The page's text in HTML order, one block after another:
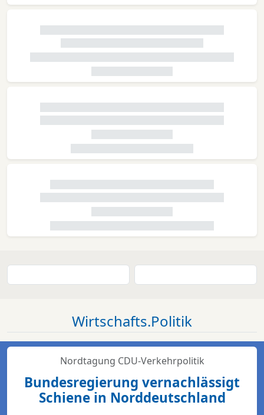
Wirtschafts.Politik
Nordtagung CDU-Verkehrpolitik
Bundesregierung vernachlässigt
Schiene in Norddeutschland